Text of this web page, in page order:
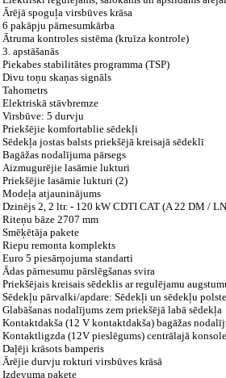
Ārējā spoguļa virsbūves krāsa
6 pakāpju pārnesumkārba
Ātruma kontroles sistēma (kruīza kontrole)
3. apstāšanās
Piekabes stabilitātes programma (TSP)
Divu toņu skaņas signāls
Tahometrs
Elektriskā stāvbremze
Virsbūve: 5 durvju
Priekšējie komfortablie sēdekļi
Sēdekļa jostas balsts priekšējā kreisajā sēdeklī
Bagāžas nodalījuma pārsegs
Aizmugurējie lasāmie lukturi
Priekšējie lasāmie lukturi (2)
Modeļa atjauninājums
Dzinējs 2, 2 ltr. - 120 kW CDTI CAT (A 22 DM /
Riteņu bāze 2707 mm
Smēķētāja pakete
Riepu remonta komplekts
Euro 5 piesārņojuma standarti
Ādas pārnesumu pārslēgšanas svira
Priekšējais kreisais sēdeklis ar regulējamu
Sēdekļu pārvalki/apdare: Sēdekļi un sēdekļu
Glabāšanas nodalījums zem priekšējā labā sēdekļa
Kontaktdakša (12 V kontaktdakša) bagāžas
Kontaktligzda (12V pieslēgums) centrālajā
Daļēji krāsots bamperis
Ārējie durvju rokturi virsbūves krāsā
Izdevuma pakete